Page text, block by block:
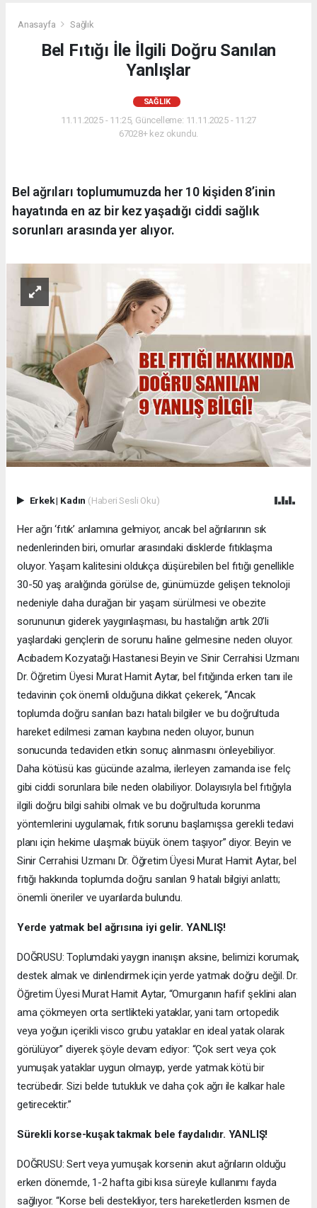
Anasayfa Sağlık
Bel Fıtığı İle İlgili Doğru Sanılan
Yanlışlar
SAĞLIK
11.11.2025 - 11:25, Güncelleme: 11.11.2025 - 11:27
67028+ kez okundu.
Bel ağrıları toplumumuzda her 10 kişiden 8’inin
hayatında en az bir kez yaşadığı ciddi sağlık
sorunları arasında yer alıyor.
Erkek| Kadın (Haberi Sesli Oku)
Her ağrı ‘fıtık’ anlamına gelmiyor, ancak bel ağrılarının sık
nedenlerinden biri, omurlar arasındaki disklerde fıtıklaşma
oluyor. Yaşam kalitesini oldukça düşürebilen bel fıtığı genellikle
30-50 yaş aralığında görülse de, günümüzde gelişen teknoloji
nedeniyle daha durağan bir yaşam sürülmesi ve obezite
sorununun giderek yaygınlaşması, bu hastalığın artık 20’li
yaşlardaki gençlerin de sorunu haline gelmesine neden oluyor.
Acıbadem Kozyatağı Hastanesi Beyin ve Sinir Cerrahisi Uzmanı
Dr. Öğretim Üyesi Murat Hamit Aytar, bel fıtığında erken tanı ile
tedavinin çok önemli olduğuna dikkat çekerek, “Ancak
toplumda doğru sanılan bazı hatalı bilgiler ve bu doğrultuda
hareket edilmesi zaman kaybına neden oluyor, bunun
sonucunda tedaviden etkin sonuç alınmasını önleyebiliyor.
Daha kötüsü kas gücünde azalma, ilerleyen zamanda ise felç
gibi ciddi sorunlara bile neden olabiliyor. Dolayısıyla bel fıtığıyla
ilgili doğru bilgi sahibi olmak ve bu doğrultuda korunma
yöntemlerini uygulamak, fıtık sorunu başlamışsa gerekli tedavi
planı için hekime ulaşmak büyük önem taşıyor” diyor. Beyin ve
Sinir Cerrahisi Uzmanı Dr. Öğretim Üyesi Murat Hamit Aytar, bel
fıtığı hakkında toplumda doğru sanılan 9 hatalı bilgiyi anlattı;
önemli öneriler ve uyarılarda bulundu.
Yerde yatmak bel ağrısına iyi gelir. YANLIŞ!
DOĞRUSU: Toplumdaki yaygın inanışın aksine, belimizi korumak,
destek almak ve dinlendirmek için yerde yatmak doğru değil. Dr.
Öğretim Üyesi Murat Hamit Aytar, “Omurganın hafif şeklini alan
ama çökmeyen orta sertlikteki yataklar, yani tam ortopedik
veya yoğun içerikli visco grubu yataklar en ideal yatak olarak
görülüyor” diyerek şöyle devam ediyor: “Çok sert veya çok
yumuşak yataklar uygun olmayıp, yerde yatmak kötü bir
tecrübedir. Sizi belde tutukluk ve daha çok ağrı ile kalkar hale
getirecektir.”
Sürekli korse-kuşak takmak bele faydalıdır. YANLIŞ!
DOĞRUSU: Sert veya yumuşak korsenin akut ağrıların olduğu
erken dönemde, 1-2 hafta gibi kısa süreyle kullanımı fayda
sağlıyor. “Korse beli destekliyor, ters hareketlerden kısmen de